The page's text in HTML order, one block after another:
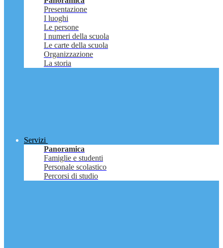
Presentazione
I luoghi
Le persone
I numeri della scuola
Le carte della scuola
Organizzazione
La storia
Servizi
Panoramica
Famiglie e studenti
Personale scolastico
Percorsi di studio